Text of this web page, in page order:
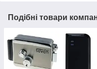
Подібні товари